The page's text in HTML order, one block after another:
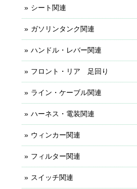
シート関連
ガソリンタンク関連
ハンドル・レバー関連
フロント・リア 足回り
ライン・ケーブル関連
ハーネス・電装関連
ウィンカー関連
フィルター関連
スイッチ関連